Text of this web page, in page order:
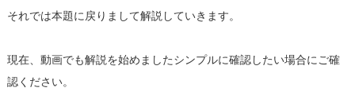
それでは本題に戻りまして解説していきます。
現在、動画でも解説を始めましたシンプルに確認したい場合にご確
認ください。